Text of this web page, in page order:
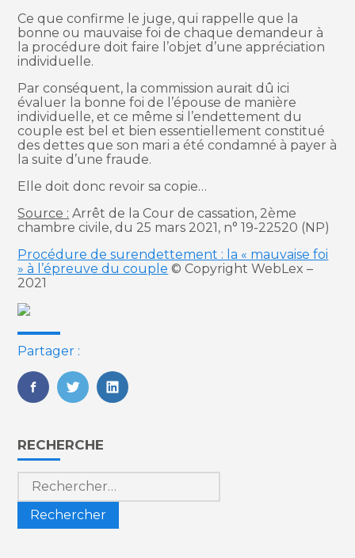
Ce que confirme le juge, qui rappelle que la
bonne ou mauvaise foi de chaque demandeur à
la procédure doit faire l’objet d’une appréciation
individuelle.
Par conséquent, la commission aurait dû ici
évaluer la bonne foi de l’épouse de manière
individuelle, et ce même si l’endettement du
couple est bel et bien essentiellement constitué
des dettes que son mari a été condamné à payer à
la suite d’une fraude.
Elle doit donc revoir sa copie…
Source : Arrêt de la Cour de cassation, 2ème
chambre civile, du 25 mars 2021, n° 19-22520 (NP)
Procédure de surendettement : la « mauvaise foi
» à l’épreuve du couple © Copyright WebLex –
2021
Partager :
FaceBook
TwitterLinkedIn
Blog
sidebar
RECHERCHE
Rechercher :